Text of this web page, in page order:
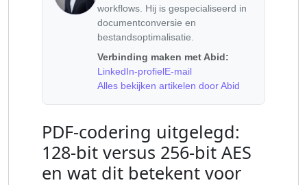
workflows. Hij is gespecialiseerd in
documentconversie en
bestandsoptimalisatie.
Verbinding maken met Abid:
LinkedIn-profielE-mail
Alles bekijken artikelen door Abid
PDF-codering uitgelegd:
128-bit versus 256-bit AES
en wat dit betekent voor